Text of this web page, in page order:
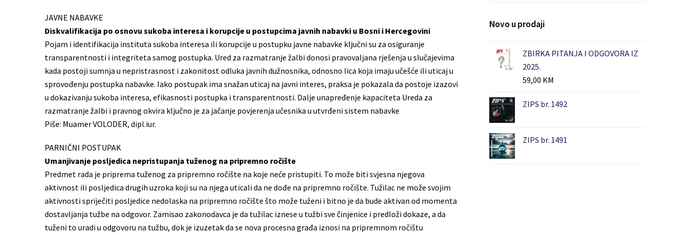
JAVNE NABAVKE
Diskvalifikacija po osnovu sukoba interesa i korupcije u postupcima javnih nabavki u Bosni i Hercegovini
Pojam i identifikacija instituta sukoba interesa ili korupcije u postupku javne nabavke ključni su za osiguranje
transparentnosti i integriteta samog postupka. Ured za razmatranje žalbi donosi pravovaljana rješenja u slučajevima
kada postoji sumnja u nepristrasnost i zakonitost odluka javnih dužnosnika, odnosno lica koja imaju učešće ili uticaj u
sprovođenju postupka nabavke. Iako postupak ima snažan uticaj na javni interes, praksa je pokazala da postoje izazovi
u dokazivanju sukoba interesa, efikasnosti postupka i transparentnosti. Dalje unapređenje kapaciteta Ureda za
razmatranje žalbi i pravnog okvira ključno je za jačanje povjerenja učesnika u utvrđeni sistem nabavke
Piše: Muamer VOLODER, dipl.iur.
PARNIČNI POSTUPAK
Umanjivanje posljedica nepristupanja tuženog na pripremno ročište
Predmet rada je priprema tuženog za pripremno ročište na koje neće pristupiti. To može biti svjesna njegova
aktivnost ili posljedica drugih uzroka koji su na njega uticali da ne dođe na pripremno ročište. Tužilac ne može svojim
aktivnosti spriječiti posljedice nedolaska na pripremno ročište što može tuženi i bitno je da bude aktivan od momenta
dostavljanja tužbe na odgovor. Zamisao zakonodavca je da tužilac iznese u tužbi sve činjenice i predloži dokaze, a da
tuženi to uradi u odgovoru na tužbu, dok je izuzetak da se nova procesna građa iznosi na pripremnom ročištu
Novo u prodaji
ZBIRKA PITANJA I ODGOVORA IZ
2025.
59,00 KM
ZIPS br. 1492
ZIPS br. 1491